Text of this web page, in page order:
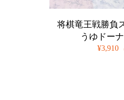
将棋竜王戦勝負
うゆドー
¥3,910